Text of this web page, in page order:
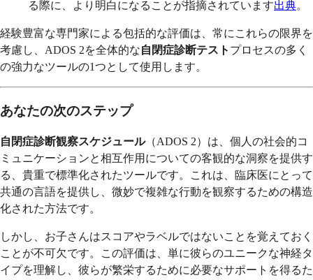
る際に、より明白になることが指摘されています出典。
経験豊富な専門家による包括的な評価は、常にこれらの限界を
考慮し、ADOS 2を全体的な自閉症診断テスト プロセスの多く
の強力なツールの1つとして使用します。
あなたの次のステップ
自閉症診断観察スケジュール（ADOS 2）は、個人の社会的コ
ミュニケーションと相互作用についての客観的な洞察を提供す
る、貴重で標準化されたツールです。これは、臨床医にとって
共通の言語を提供し、微妙で複雑な行動を観察するための構造
化された方法です。
しかし、お子さんはスコアやラベルではないことを覚えておく
ことが不可欠です。この評価は、単に彼らのユニークな神経タ
イプを理解し、彼らが繁栄するために必要なサポートを得るた